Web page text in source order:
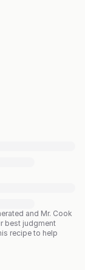
and Mr. Cook
best judgment
recipe to help